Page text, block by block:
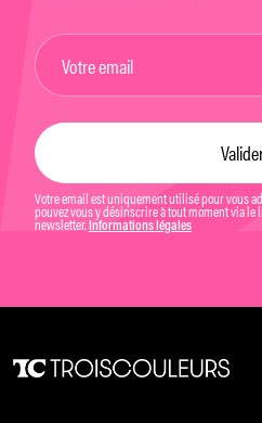
Votre email est uniquement utilisé pour vous
pouvez vous y désinscrire à tout moment via le
newsletter. Informations légales